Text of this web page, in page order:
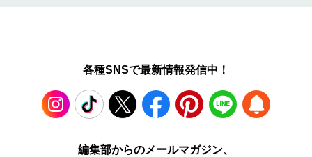
各種SNSで最新情報発信中！
TikTok X Facebook Pinterest LINE
編集部からのメールマガジン、